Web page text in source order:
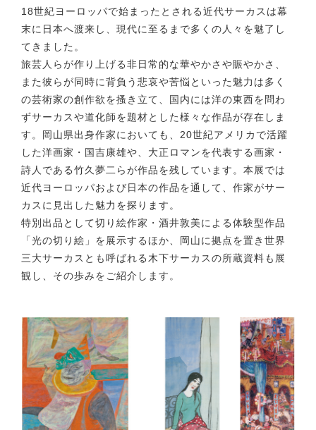
18世紀ヨーロッパで始まったとされる近代サーカスは幕
末に日本へ渡来し、現代に至るまで多くの人々を魅了し
てきました。
旅芸人らが作り上げる非日常的な華やかさや賑やかさ、
また彼らが同時に背負う悲哀や苦悩といった魅力は多く
の芸術家の創作欲を搔き立て、国内には洋の東西を問わ
ずサーカスや道化師を題材とした様々な作品が存在しま
す。岡山県出身作家においても、20世紀アメリカで活躍
した洋画家・国吉康雄や、大正ロマンを代表する画家・
詩人である竹久夢二らが作品を残しています。本展では
近代ヨーロッパおよび日本の作品を通して、作家がサー
カスに見出した魅力を探ります。
特別出品として切り絵作家・酒井敦美による体験型作品
「光の切り絵」を展示するほか、岡山に拠点を置き世界
三大サーカスとも呼ばれる木下サーカスの所蔵資料も展
観し、その歩みをご紹介します。